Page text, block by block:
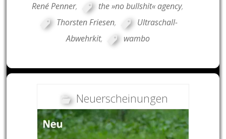
René Penner, the »no bullshit« agency,
Thorsten Friesen,
Ultraschall-
Abwehrkit, wambo
Neuerscheinungen